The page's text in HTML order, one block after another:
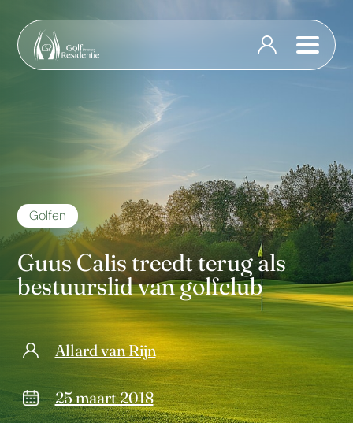
Golfen
Guus Calis treedt terug als
bestuurslid van golfclub
Allard van Rijn
25 maart 2018